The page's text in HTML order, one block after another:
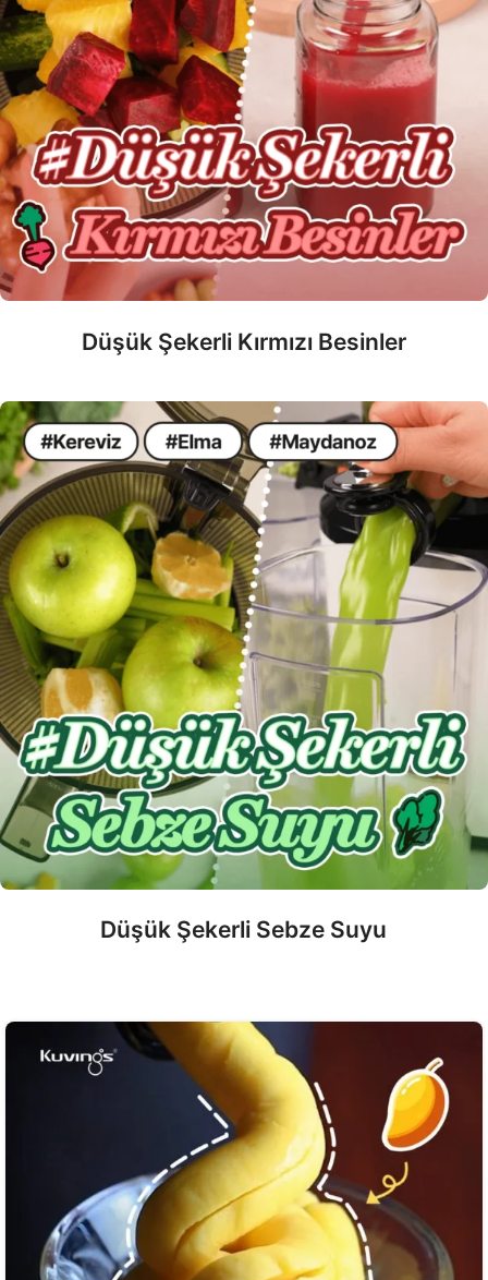
Düşük Şekerli Kırmızı Besinler
Düşük Şekerli Sebze Suyu